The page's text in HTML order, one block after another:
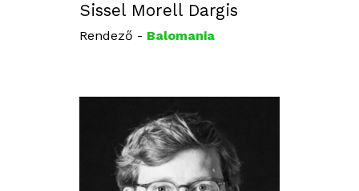
Sissel Morell Dargis
Rendező - Balomania